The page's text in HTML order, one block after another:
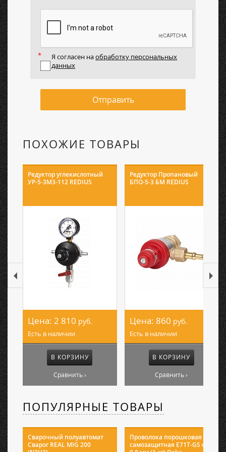
Я согласен наобработку персональных
данных
Отправить
ПОХОЖИЕ ТОВАРЫ
Редуктор углекислотный
УР-5-3М3-112 REDIUS
Цена: 2 810 руб.
Есть в наличии
В КОРЗИНУ
Сравнить ›
Редуктор Пропановый
БПО-5-3 БМ REDIUS
Цена: 860 руб.
Есть в наличии
В КОРЗИНУ
Сравнить ›
ПОПУЛЯРНЫЕ ТОВАРЫ
Сварочный полуавтомат
Сварог REAL MIG 200
Проволока порошковая
самозащитная E71T-GS ф